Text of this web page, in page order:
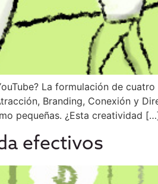
La formulación de
Branding, Conexión y
pequeñas. ¿Esta creatividad
efectivos